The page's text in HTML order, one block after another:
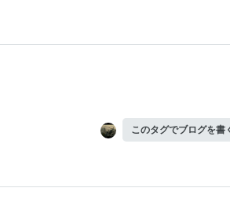
このタグでブログを書